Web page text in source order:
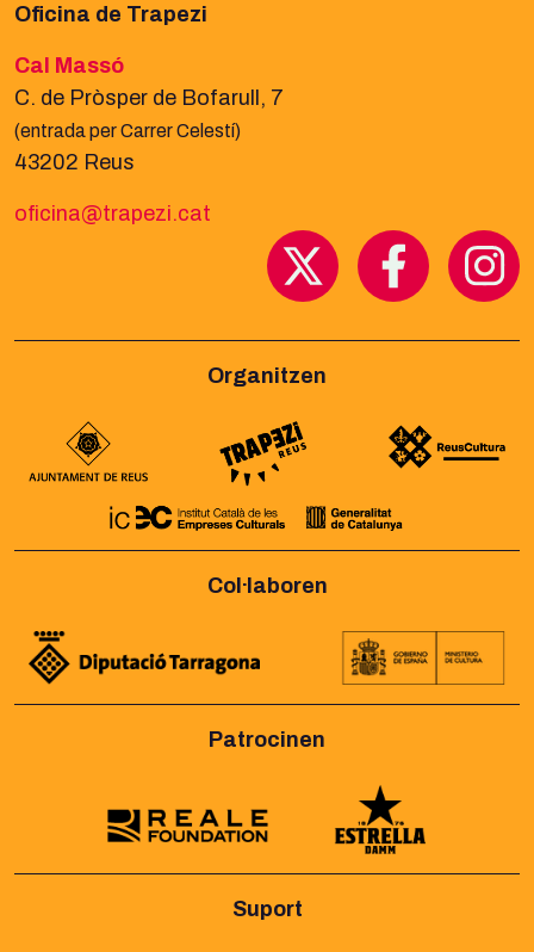
Oficina de Trapezi
Cal Massó
C. de Pròsper de Bofarull, 7
(entrada per Carrer Celestí)
43202 Reus
oficina@trapezi.cat
Organitzen
Col·laboren
Patrocinen
Suport